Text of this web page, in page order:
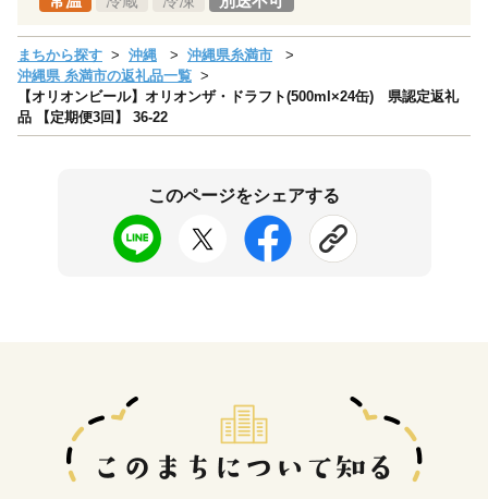
まちから探す 沖縄
沖縄県糸満市
沖縄県 糸満市の返礼品一覧
【オリオンビール】オリオンザ・ドラフト(500ml×24缶) 県認定返礼
品 【定期便3回】 36-22
このページをシェアする